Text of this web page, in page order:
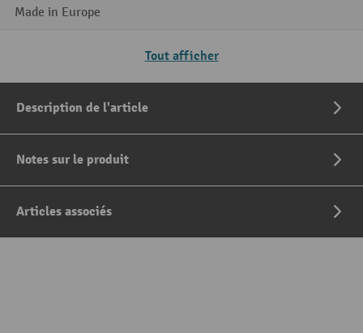
Made in Europe
Tout afficher
Description de l'article
Notes sur le produit
Articles associés